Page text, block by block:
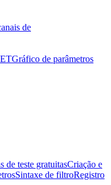
de
Gráfico de parâmetros
de teste gratuitasCriação e
Sintaxe de filtroRegistro